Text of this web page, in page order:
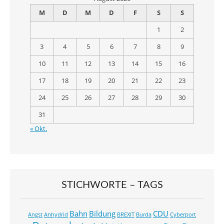
M
D M D F S
S
1
2
3
4 5 6 7 8
9
10
11 12 13 14 15
16
17
18 19 20 21 22
23
24
25 26 27 28 29
30
31
« Okt.
STICHWORTE – TAGS
Angst Anhydrid Bahn Bildung BREXIT Burda CDU Cyberport